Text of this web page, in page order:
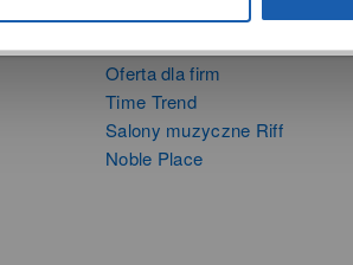
Oferta dla firm
Time Trend
Salony muzyczne Riff
Noble Place